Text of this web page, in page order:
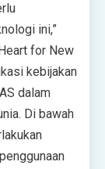
ini,”
for New
kebijakan
dalam
Di bawah